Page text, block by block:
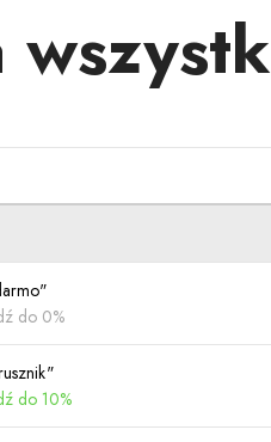
do 0%
do 10%